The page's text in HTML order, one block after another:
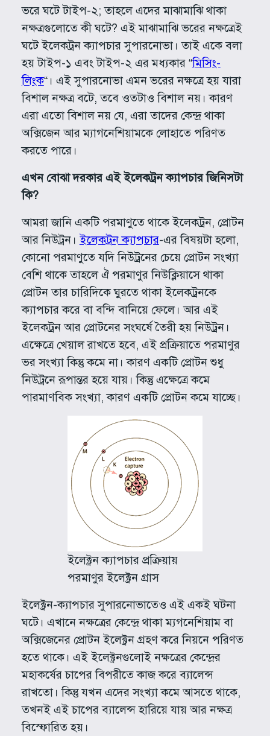
ভরে ঘটে টাইপ-২; তাহলে এদের মাঝামাঝি থাকা
নক্ষত্রগুলোতে কী ঘটে? এই মাঝামাঝি ভরের নক্ষত্রেই
ঘটে ইলেকট্রন ক্যাপচার সুপারনোভা। তাই একে বলা
হয় টাইপ-১ এবং টাইপ-২ এর মধ্যকার “মিসিং-
লিংক“। এই সুপারনোভা এমন ভরের নক্ষত্রে হয় যারা
বিশাল নক্ষত্র বটে, তবে ওতটাও বিশাল নয়। কারণ
এরা এতো বিশাল নয় যে, এরা তাদের কেন্দ্র থাকা
অক্সিজেন আর ম্যাগনেশিয়ামকে লোহাতে পরিণত
করতে পারে।
এখন বোঝা দরকার এই ইলেকট্রন ক্যাপচার জিনিসটা
কি?
আমরা জানি একটি পরমাণুতে থাকে ইলেকট্রন, প্রোটন
আর নিউট্রন। ইলেকট্রন ক্যাপচার-এর বিষয়টা হলো,
কোনো পরমাণুতে যদি নিউট্রনের চেয়ে প্রোটন সংখ্যা
বেশি থাকে তাহলে ঐ পরমাণুর নিউক্লিয়াসে থাকা
প্রোটন তার চারিদিকে ঘুরতে থাকা ইলেকট্রনকে
ক্যাপচার করে বা বন্দি বানিয়ে ফেলে। আর এই
ইলেকট্রন আর প্রোটনের সংঘর্ষে তৈরী হয় নিউট্রন।
এক্ষেত্রে খেয়াল রাখতে হবে, এই প্রক্রিয়াতে পরমাণুর
ভর সংখ্যা কিন্তু কমে না। কারণ একটি প্রোটন শুধু
নিউট্রনে রূপান্তর হয়ে যায়। কিন্তু এক্ষেত্রে কমে
পারমাণবিক সংখ্যা, কারণ একটি প্রোটন কমে যাচ্ছে।
ইলেক্ট্রন ক্যাপচার প্রক্রিয়ায়
পরমাণুর ইলেক্ট্রন গ্রাস
ইলেক্ট্রন-ক্যাপচার সুপারনোভাতেও এই একই ঘটনা
ঘটে। এখানে নক্ষত্রের কেন্দ্রে থাকা ম্যগনেশিয়াম বা
অক্সিজেনের প্রোটন ইলেক্ট্রন গ্রহণ করে নিয়নে পরিণত
হতে থাকে। এই ইলেক্ট্রনগুলোই নক্ষত্রের কেন্দ্রের
মহাকর্ষের চাপের বিপরীতে কাজ করে ব্যালেন্স
রাখতো। কিন্তু যখন এদের সংখ্যা কমে আসতে থাকে,
তখনই এই চাপের ব্যালেন্স হারিয়ে যায় আর নক্ষত্র
বিস্ফোরিত হয়।